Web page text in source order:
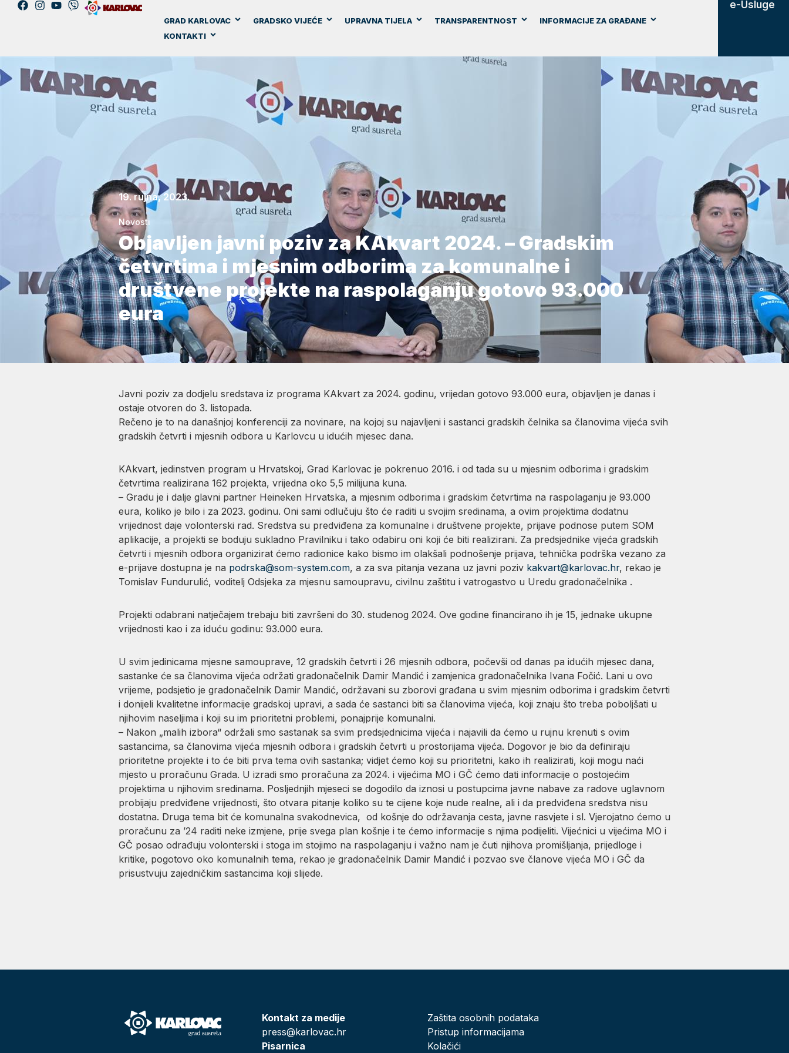
GRAD KARLOVAC GRADSKO VIJEĆE UPRAVNA TIJELA TRANSPARENTNOST
INFORMACIJE ZA GRAĐANE
KONTAKTI
e-Usluge
19. rujna, 2023.
Novosti
Objavljen javni poziv za KAkvart 2024. – Gradskim
četvrtima i mjesnim odborima za komunalne i
društvene projekte na raspolaganju gotovo 93.000
eura
Javni poziv za dodjelu sredstava iz programa KAkvart za 2024. godinu, vrijedan gotovo 93.000 eura, objavljen je danas i
ostaje otvoren do 3. listopada.
Rečeno je to na današnjoj konferenciji za novinare, na kojoj su najavljeni i sastanci gradskih čelnika sa članovima vijeća svih
gradskih četvrti i mjesnih odbora u Karlovcu u idućih mjesec dana.
KAkvart, jedinstven program u Hrvatskoj, Grad Karlovac je pokrenuo 2016. i od tada su u mjesnim odborima i gradskim
četvrtima realizirana 162 projekta, vrijedna oko 5,5 milijuna kuna.
– Gradu je i dalje glavni partner Heineken Hrvatska, a mjesnim odborima i gradskim četvrtima na raspolaganju je 93.000
eura, koliko je bilo i za 2023. godinu. Oni sami odlučuju što će raditi u svojim sredinama, a ovim projektima dodatnu
vrijednost daje volonterski rad. Sredstva su predviđena za komunalne i društvene projekte, prijave podnose putem SOM
aplikacije, a projekti se boduju sukladno Pravilniku i tako odabiru oni koji će biti realizirani. Za predsjednike vijeća gradskih
četvrti i mjesnih odbora organizirat ćemo radionice kako bismo im olakšali podnošenje prijava, tehnička podrška vezano za
e-prijave dostupna je na podrska@som-system.com, a za sva pitanja vezana uz javni poziv kakvart@karlovac.hr, rekao je
Tomislav Fundurulić, voditelj Odsjeka za mjesnu samoupravu, civilnu zaštitu i vatrogastvo u Uredu gradonačelnika .
Projekti odabrani natječajem trebaju biti završeni do 30. studenog 2024. Ove godine financirano ih je 15, jednake ukupne
vrijednosti kao i za iduću godinu: 93.000 eura.
U svim jedinicama mjesne samouprave, 12 gradskih četvrti i 26 mjesnih odbora, počevši od danas pa idućih mjesec dana,
sastanke će sa članovima vijeća održati gradonačelnik Damir Mandić i zamjenica gradonačelnika Ivana Fočić. Lani u ovo
vrijeme, podsjetio je gradonačelnik Damir Mandić, održavani su zborovi građana u svim mjesnim odborima i gradskim četvrti
i donijeli kvalitetne informacije gradskoj upravi, a sada će sastanci biti sa članovima vijeća, koji znaju što treba poboljšati u
njihovim naseljima i koji su im prioritetni problemi, ponajprije komunalni.
– Nakon „malih izbora“ održali smo sastanak sa svim predsjednicima vijeća i najavili da ćemo u rujnu krenuti s ovim
sastancima, sa članovima vijeća mjesnih odbora i gradskih četvrti u prostorijama vijeća. Dogovor je bio da definiraju
prioritetne projekte i to će biti prva tema ovih sastanka; vidjet ćemo koji su prioritetni, kako ih realizirati, koji mogu naći
mjesto u proračunu Grada. U izradi smo proračuna za 2024. i vijećima MO i GČ ćemo dati informacije o postojećim
projektima u njihovim sredinama. Posljednjih mjeseci se dogodilo da iznosi u postupcima javne nabave za radove uglavnom
probijaju predviđene vrijednosti, što otvara pitanje koliko su te cijene koje nude realne, ali i da predviđena sredstva nisu
dostatna. Druga tema bit će komunalna svakodnevica, od košnje do održavanja cesta, javne rasvjete i sl. Vjerojatno ćemo u
proračunu za ’24 raditi neke izmjene, prije svega plan košnje i te ćemo informacije s njima podijeliti. Vijećnici u vijećima MO i
GČ posao odrađuju volonterski i stoga im stojimo na raspolaganju i važno nam je čuti njihova promišljanja, prijedloge i
kritike, pogotovo oko komunalnih tema, rekao je gradonačelnik Damir Mandić i pozvao sve članove vijeća MO i GČ da
prisustvuju zajedničkim sastancima koji slijede.
Kontakt za medije
press@karlovac.hr
Pisarnica
Zaštita osobnih podataka
Pristup informacijama
Kolačići